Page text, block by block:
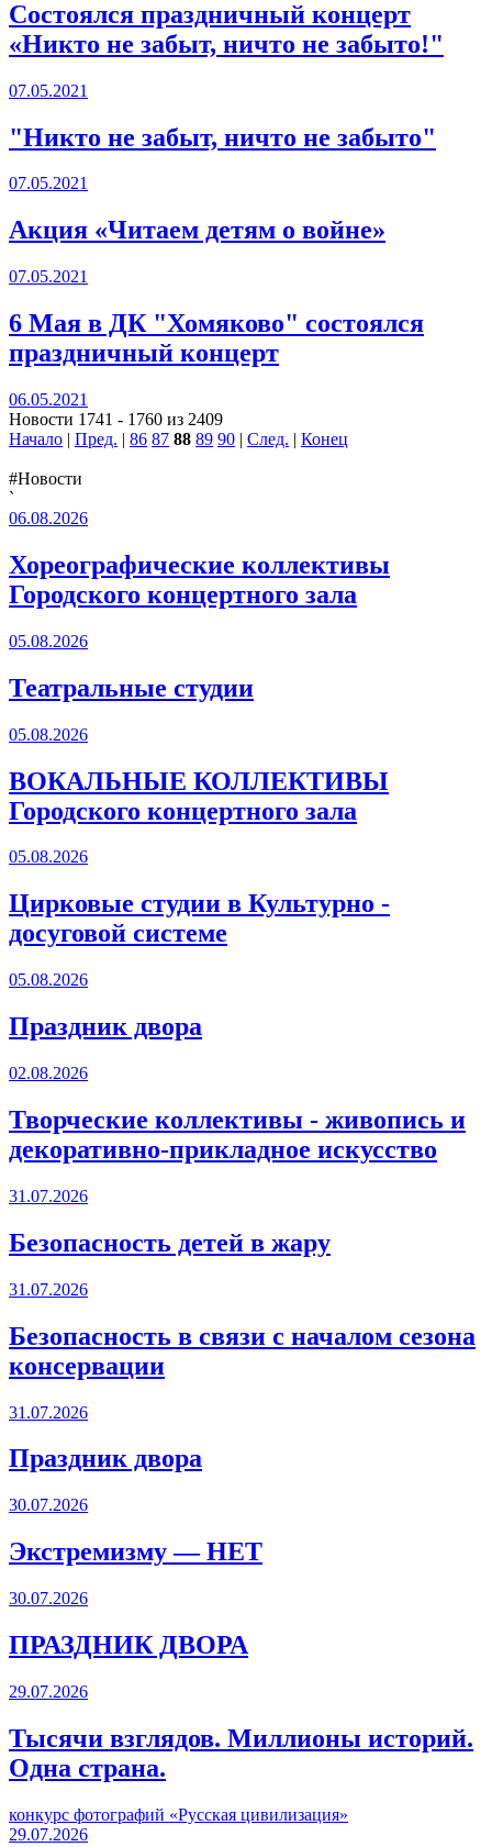
Состоялся праздничный концерт
«Никто не забыт, ничто не забыто!"
07.05.2021
"Никто не забыт, ничто не забыто"
07.05.2021
Акция «Читаем детям о войне»
07.05.2021
6 Мая в ДК "Хомяково" состоялся
праздничный концерт
06.05.2021
Новости 1741 - 1760 из 2409
Начало | Пред. | 86 87 88 89 90 | След. | Конец
#Новости
`
06.08.2026
Хореографические коллективы
Городского концертного зала
05.08.2026
Театральные студии
05.08.2026
ВОКАЛЬНЫЕ КОЛЛЕКТИВЫ
Городского концертного зала
05.08.2026
Цирковые студии в Культурно -
досуговой системе
05.08.2026
Праздник двора
02.08.2026
Творческие коллективы - живопись и
декоративно-прикладное искусство
31.07.2026
Безопасность детей в жару
31.07.2026
Безопасность в связи с началом сезона
консервации
31.07.2026
Праздник двора
30.07.2026
Экстремизму — НЕТ
30.07.2026
ПРАЗДНИК ДВОРА️
29.07.2026
Тысячи взглядов. Миллионы историй.
Одна страна.
конкурс фотографий «Русская цивилизация»
29.07.2026